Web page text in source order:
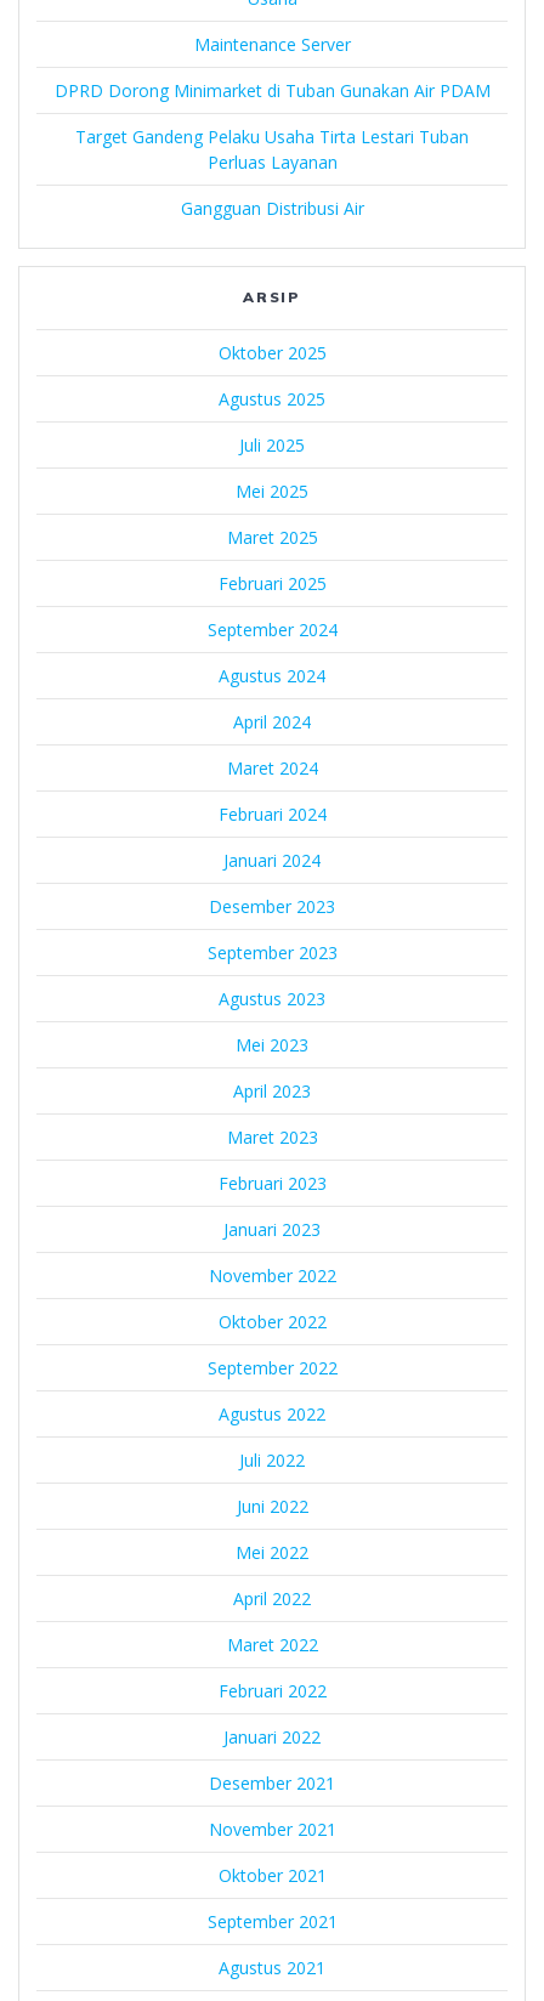
Maintenance Server
DPRD Dorong Minimarket di Tuban Gunakan Air PDAM
Target Gandeng Pelaku Usaha Tirta Lestari Tuban
Perluas Layanan
Gangguan Distribusi Air
ARSIP
Oktober 2025
Agustus 2025
Juli 2025
Mei 2025
Maret 2025
Februari 2025
September 2024
Agustus 2024
April 2024
Maret 2024
Februari 2024
Januari 2024
Desember 2023
September 2023
Agustus 2023
Mei 2023
April 2023
Maret 2023
Februari 2023
Januari 2023
November 2022
Oktober 2022
September 2022
Agustus 2022
Juli 2022
Juni 2022
Mei 2022
April 2022
Maret 2022
Februari 2022
Januari 2022
Desember 2021
November 2021
Oktober 2021
September 2021
Agustus 2021